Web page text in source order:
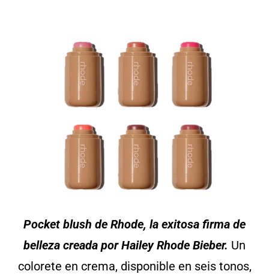
Pocket blush de Rhode, la exitosa firma de
belleza creada por Hailey Rhode Bieber. Un
colorete en crema, disponible en seis tonos,